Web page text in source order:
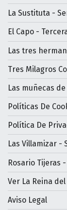
La Sustituta -
El Capo -
Las tres
Tres Milagros
Las muñecas
Políticas De
Política De
Las Villamizar -
Rosario Tijeras
Ver La Reina
Aviso Legal